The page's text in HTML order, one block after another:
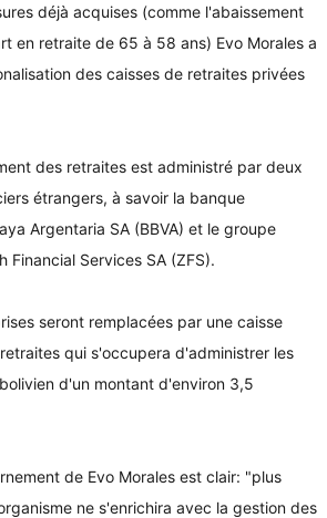
déjà acquises (comme l'abaissement
en retraite de 65 à 58 ans) Evo Morales a
des caisses de retraites privées
des retraites est administré par deux
étrangers, à savoir la banque
Argentaria SA (BBVA) et le groupe
Financial Services SA (ZFS).
seront remplacées par une caisse
qui s'occupera d'administrer les
d'un montant d'environ 3,5
de Evo Morales est clair: "plus
ne s'enrichira avec la gestion des